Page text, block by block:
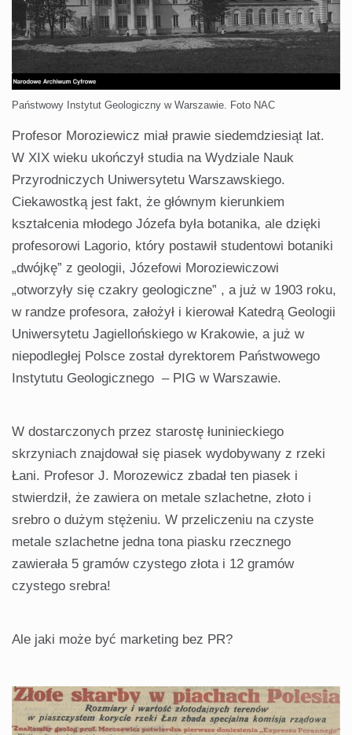
Państwowy Instytut Geologiczny w Warszawie. Foto NAC
Profesor Moroziewicz miał prawie siedemdziesiąt lat.
W XIX wieku ukończył studia na Wydziale Nauk
Przyrodniczych Uniwersytetu Warszawskiego.
Ciekawostką jest fakt, że głównym kierunkiem
kształcenia młodego Józefa była botanika, ale dzięki
profesorowi Lagorio, który postawił studentowi botaniki
„dwójkę” z geologii, Józefowi Moroziewiczowi
„otworzyły się czakry geologiczne” , a już w 1903 roku,
w randze profesora, założył i kierował Katedrą Geologii
Uniwersytetu Jagiellońskiego w Krakowie, a już w
niepodległej Polsce został dyrektorem Państwowego
Instytutu Geologicznego – PIG w Warszawie.
W dostarczonych przez starostę łuninieckiego
skrzyniach znajdował się piasek wydobywany z rzeki
Łani. Profesor J. Morozewicz zbadał ten piasek i
stwierdził, że zawiera on metale szlachetne, złoto i
srebro o dużym stężeniu. W przeliczeniu na czyste
metale szlachetne jedna tona piasku rzecznego
zawierała 5 gramów czystego złota i 12 gramów
czystego srebra!
Ale jaki może być marketing bez PR?